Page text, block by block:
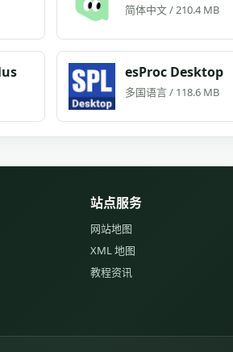
简体中文 / 210.4 MB
esProc Desktop
多国语言 / 118.6 MB
站点服务
网站地图
XML 地图
教程资讯